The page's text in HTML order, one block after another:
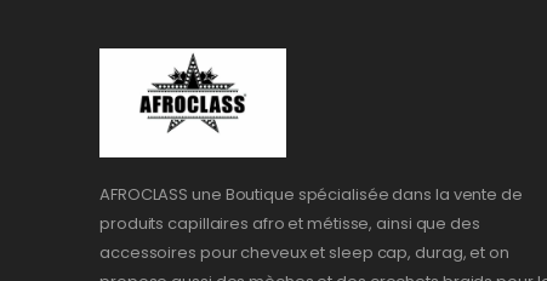
AFROCLASS une Boutique spécialisée dans la vente de
produits capillaires afro et métisse, ainsi que des
accessoires pour cheveux et sleep cap, durag, et on